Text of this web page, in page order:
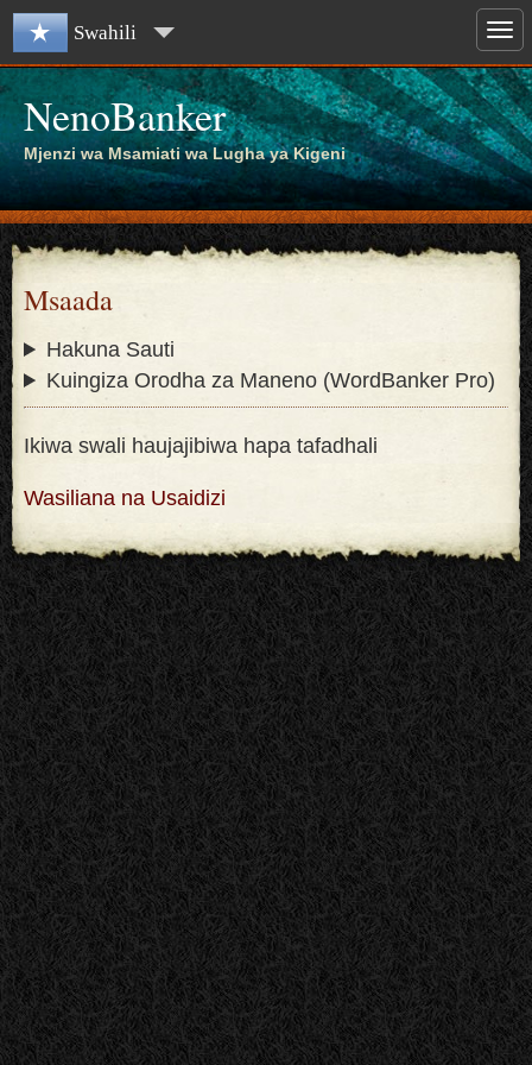
Swahili
NenoBanker
Mjenzi wa Msamiati wa Lugha ya Kigeni
Msaada
Hakuna Sauti
Kuingiza Orodha za Maneno (WordBanker Pro)
Ikiwa swali haujajibiwa hapa tafadhali
Wasiliana na Usaidizi